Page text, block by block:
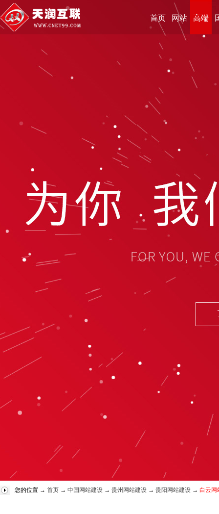
首页 网站 高端
您的位置 → 首页 → 中国网站建设 → 贵州网站建设 → 贵阳网站建设 → 白云网